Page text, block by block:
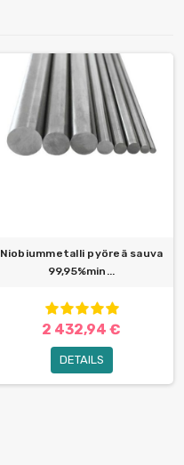
Niobiummetalli pyöreä sauva
99,95%min...
2 432,94 €
DETAILS